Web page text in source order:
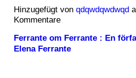
Hinzugefügt von qdqwdqwdwqd
Kommentare
Ferrante om Ferrante : En
Elena Ferrante